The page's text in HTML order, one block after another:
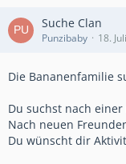
Suche Clan
Punzibaby 18.
Die Bananenfamilie
Du suchst nach
Nach neuen
Du wünscht dir